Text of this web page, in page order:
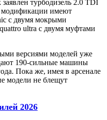
турбодизель 2.0 TDI
модификации имеют
с двумя мокрыми
ultra с двумя муфтами
версиями моделей уже
190-сильные машины
Пока же, имея в арсенале
модели не блещут
2026